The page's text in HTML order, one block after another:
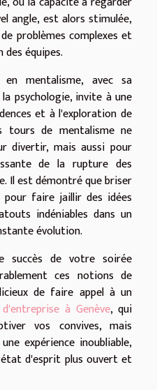
angle, est alors stimulée,
problèmes complexes et
équipes.
mentalisme, avec sa
psychologie, invite à une
et à l'exploration de
tours de mentalisme ne
divertir, mais aussi pour
de la rupture des
Il est démontré que briser
pour faire jaillir des idées
indéniables dans un
évolution.
succès de votre soirée
ces notions de
de faire appel à un
à Genève, qui
vos convives, mais
expérience inoubliable,
état d'esprit plus ouvert et